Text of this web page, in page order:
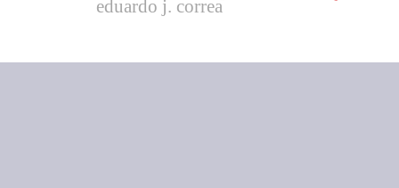
eduardo j. correa